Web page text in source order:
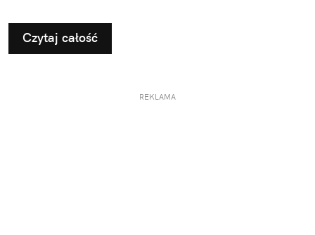
ruchowych. Ta pozornie niewinna decyzja w
dłuższej perspektywie odbiera najmłodszym szansę
na prawidłowy rozwój i budowanie odporności, a
ujawniają się dopiero w dorosłym życiu.
Czytaj całość
REKLAMA